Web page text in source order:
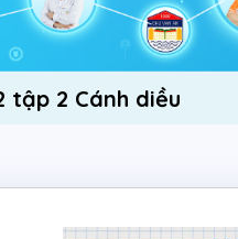
2 Cánh diều